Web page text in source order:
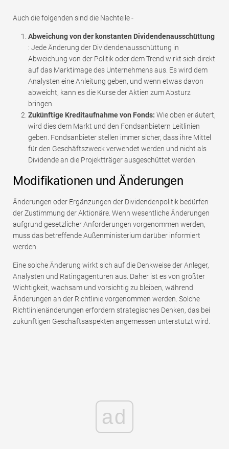
Auch die folgenden sind die Nachteile -
Abweichung von der konstanten Dividendenausschüttung
: Jede Änderung der Dividendenausschüttung in
Abweichung von der Politik oder dem Trend wirkt sich direkt
auf das Marktimage des Unternehmens aus. Es wird dem
Analysten eine Anleitung geben, und wenn etwas davon
abweicht, kann es die Kurse der Aktien zum Absturz
bringen.
Zukünftige Kreditaufnahme von Fonds: Wie oben erläutert,
wird dies dem Markt und den Fondsanbietern Leitlinien
geben. Fondsanbieter stellen immer sicher, dass ihre Mittel
für den Geschäftszweck verwendet werden und nicht als
Dividende an die Projektträger ausgeschüttet werden.
Modifikationen und Änderungen
Änderungen oder Ergänzungen der Dividendenpolitik bedürfen
der Zustimmung der Aktionäre. Wenn wesentliche Änderungen
aufgrund gesetzlicher Anforderungen vorgenommen werden,
muss das betreffende Außenministerium darüber informiert
werden.
Eine solche Änderung wirkt sich auf die Denkweise der Anleger,
Analysten und Ratingagenturen aus. Daher ist es von größter
Wichtigkeit, wachsam und vorsichtig zu bleiben, während
Änderungen an der Richtlinie vorgenommen werden. Solche
Richtlinienänderungen erfordern strategisches Denken, das bei
zukünftigen Geschäftsaspekten angemessen unterstützt wird.
ad